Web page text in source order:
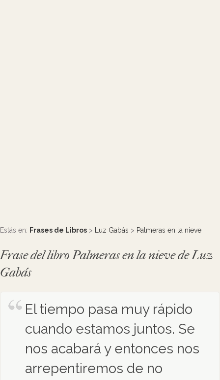
Estás en: Frases de Libros > Luz Gabás > Palmeras en la nieve
Frase del libro Palmeras en la nieve de Luz
Gabás
El tiempo pasa muy rápido
cuando estamos juntos. Se
nos acabará y entonces nos
arrepentiremos de no